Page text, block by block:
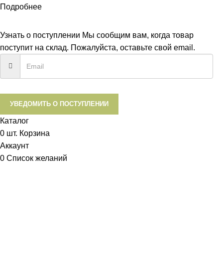
Подробнее
Узнать о поступлении Мы сообщим вам, когда товар
поступит на склад. Пожалуйста, оставьте свой email.
УВЕДОМИТЬ О ПОСТУПЛЕНИИ
Каталог
0 шт. Корзина
Аккаунт
0 Список желаний